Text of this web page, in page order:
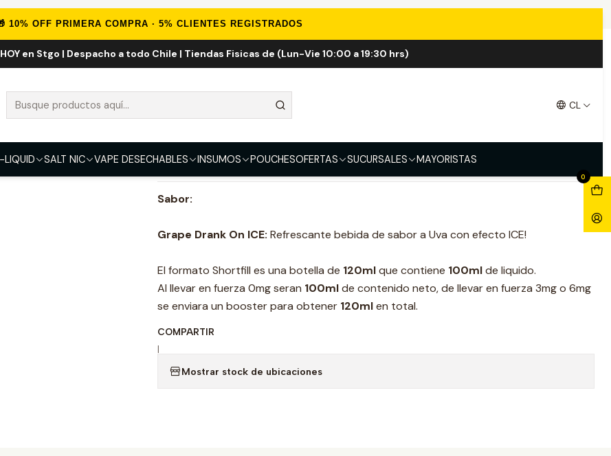
10% OFF PRIMERA COMPRA · 5% CLIENTES REGISTRADOS
en Stgo | Despacho a todo Chile | Tiendas Fisicas de (Lun-Vie 10:00 a 19:30 hrs)
CL
LIQUID SALT NIC VAPE DESECHABLES INSUMOS POUCHESOFERTAS SUCURSALES MAYORISTAS
0
Grape Drank On ICE Shortfill 100ml
0mg 3mg 6mg
Sabor:
Grape Drank On ICE: Refrescante bebida de sabor a Uva con efecto ICE!
El formato Shortfill es una botella de 120mlque contiene 100mlde liquido.
Al llevar en fuerza 0mg seran 100mlde contenido neto, de llevar en fuerza 3mg o 6mg
se enviara un booster para obtener 120mlen total.
COMPARTIR
|
Mostrar stock de ubicaciones